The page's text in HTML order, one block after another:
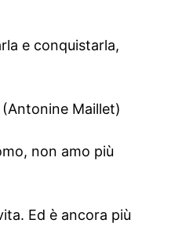
e conquistarla,
Maillet)
non amo più
Ed è ancora più